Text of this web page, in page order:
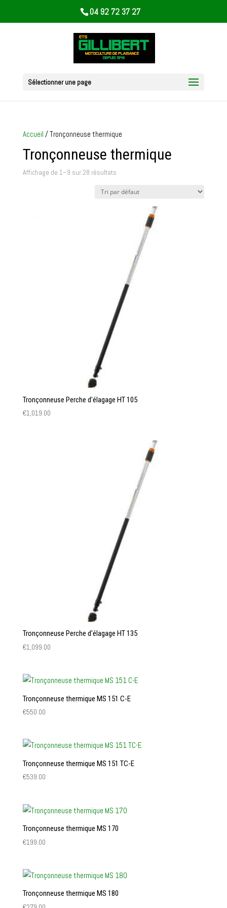
04 92 72 37 27
Sélectionner une page
Accueil / Tronçonneuse thermique
Tronçonneuse thermique
Affichage de 1–9 sur 28 résultats
Tronçonneuse Perche d'élagage HT 105
€1,019.00
Tronçonneuse Perche d'élagage HT 135
€1,099.00
Tronçonneuse thermique MS 151 C-E
€550.00
Tronçonneuse thermique MS 151 TC-E
€539.00
Tronçonneuse thermique MS 170
€199.00
Tronçonneuse thermique MS 180